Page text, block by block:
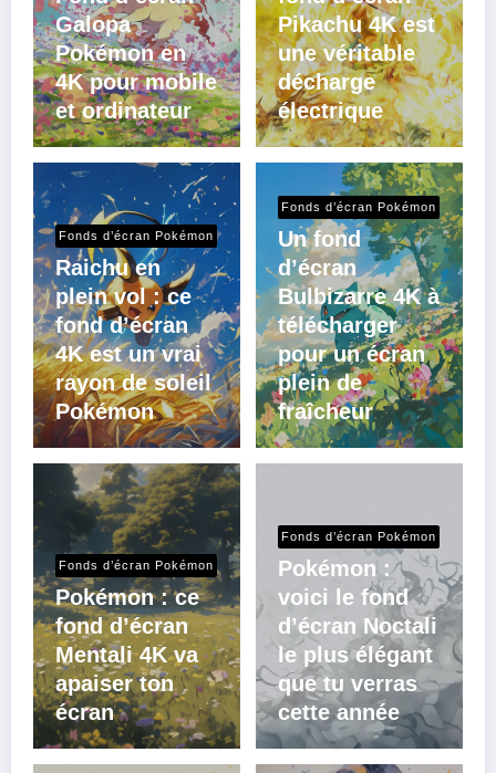
Galopa
Pokémon en
4K pour mobile
et ordinateur
Pikachu 4K est
une véritable
décharge
électrique
Fonds d’écran Pokémon
Raichu en
plein vol : ce
fond d’écran
4K est un vrai
rayon de soleil
Pokémon
Fonds d’écran Pokémon
Un fond
d’écran
Bulbizarre 4K à
télécharger
pour un écran
plein de
fraîcheur
Fonds d’écran Pokémon
Pokémon : ce
fond d’écran
Mentali 4K va
apaiser ton
écran
Fonds d’écran Pokémon
Pokémon :
voici le fond
d’écran Noctali
le plus élégant
que tu verras
cette année